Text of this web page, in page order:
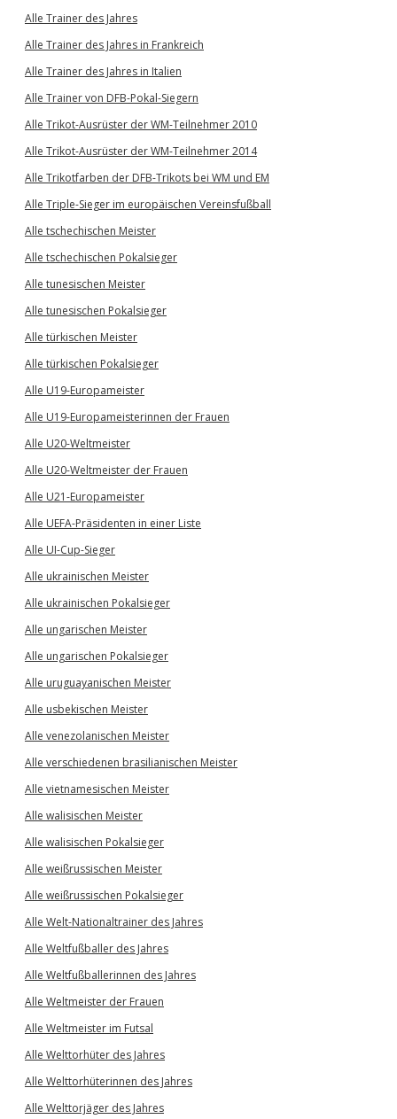
Alle Trainer des Jahres
Alle Trainer des Jahres in Frankreich
Alle Trainer des Jahres in Italien
Alle Trainer von DFB-Pokal-Siegern
Alle Trikot-Ausrüster der WM-Teilnehmer 2010
Alle Trikot-Ausrüster der WM-Teilnehmer 2014
Alle Trikotfarben der DFB-Trikots bei WM und EM
Alle Triple-Sieger im europäischen Vereinsfußball
Alle tschechischen Meister
Alle tschechischen Pokalsieger
Alle tunesischen Meister
Alle tunesischen Pokalsieger
Alle türkischen Meister
Alle türkischen Pokalsieger
Alle U19-Europameister
Alle U19-Europameisterinnen der Frauen
Alle U20-Weltmeister
Alle U20-Weltmeister der Frauen
Alle U21-Europameister
Alle UEFA-Präsidenten in einer Liste
Alle UI-Cup-Sieger
Alle ukrainischen Meister
Alle ukrainischen Pokalsieger
Alle ungarischen Meister
Alle ungarischen Pokalsieger
Alle uruguayanischen Meister
Alle usbekischen Meister
Alle venezolanischen Meister
Alle verschiedenen brasilianischen Meister
Alle vietnamesischen Meister
Alle walisischen Meister
Alle walisischen Pokalsieger
Alle weißrussischen Meister
Alle weißrussischen Pokalsieger
Alle Welt-Nationaltrainer des Jahres
Alle Weltfußballer des Jahres
Alle Weltfußballerinnen des Jahres
Alle Weltmeister der Frauen
Alle Weltmeister im Futsal
Alle Welttorhüter des Jahres
Alle Welttorhüterinnen des Jahres
Alle Welttorjäger des Jahres